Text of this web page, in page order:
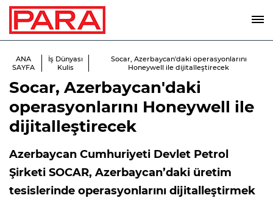
ANA
SAYFA
İş Dünyası
Kulis
Socar, Azerbaycan'daki operasyonlarını
Honeywell ile dijitalleştirecek
Socar, Azerbaycan'daki
operasyonlarını Honeywell ile
dijitalleştirecek
Azerbaycan Cumhuriyeti Devlet Petrol
Şirketi SOCAR, Azerbaycan’daki üretim
tesislerinde operasyonlarını dijitalleştirmek